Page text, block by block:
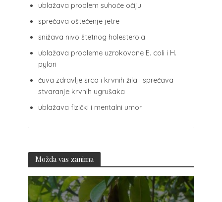
ublažava problem suhoće očiju
sprečava oštećenje jetre
snižava nivo štetnog holesterola
ublažava probleme uzrokovane E. coli i H.
pylori
čuva zdravlje srca i krvnih žila i sprečava
stvaranje krvnih ugrušaka
ublažava fizički i mentalni umor
Možda vas zanima